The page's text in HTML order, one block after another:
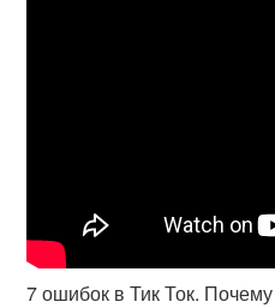
7 ошибок в Тик Ток.